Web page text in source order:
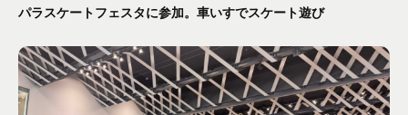
パラスケートフェスタに参加。車いすでスケート遊び